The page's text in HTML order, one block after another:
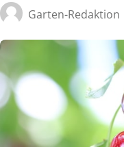
Garten-Redaktion